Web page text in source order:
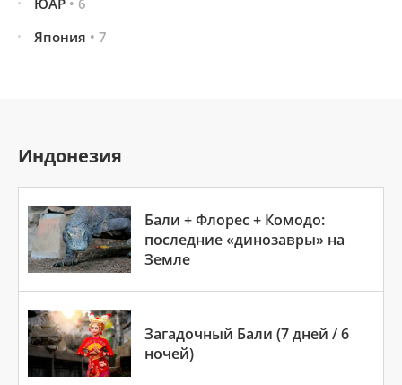
ЮАР • 6
Япония • 7
Индонезия
Бали + Флорес + Комодо:
последние «динозавры» на
Земле
Загадочный Бали (7 дней / 6
ночей)